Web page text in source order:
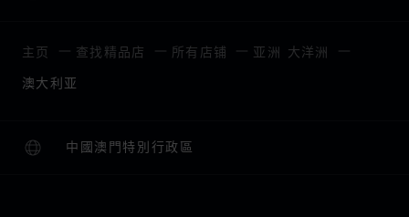
主页 查找精品店 所有店铺 亚洲 大洋洲
澳大利亚
中國澳門特別行政區
本地化（更改国家/地区）
更改国家/地区